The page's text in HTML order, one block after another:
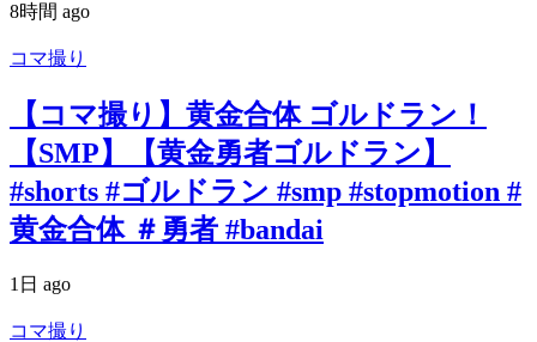
8時間 ago
コマ撮り
【コマ撮り】黄金合体 ゴルドラン！
【SMP】【黄金勇者ゴルドラン】
#shorts #ゴルドラン #smp #stopmotion #
黄金合体 ＃勇者 #bandai
1日 ago
コマ撮り